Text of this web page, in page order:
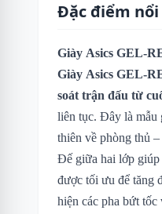
Đặc điểm
Giày Asics GEL-
Giày Asics GEL-
soát trận đấu từ
liên tục. Đây là mẫu
thiên về phòng thủ
Đế giữa hai lớp giúp
được tối ưu để tăng
hiện các pha bứt